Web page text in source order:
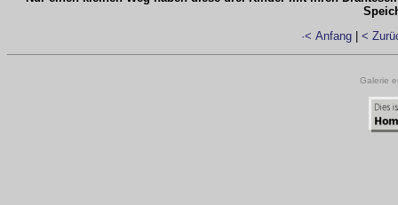
·< Anfang| <
Galerie